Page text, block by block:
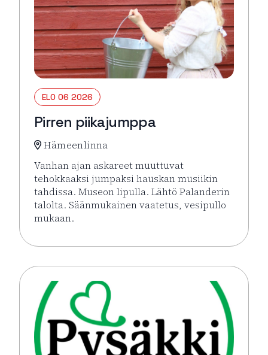
ELO 06 2026
Pirren piikajumppa
Hämeenlinna
Vanhan ajan askareet muuttuvat
tehokkaaksi jumpaksi hauskan musiikin
tahdissa. Museon lipulla. Lähtö Palanderin
talolta. Säänmukainen vaatetus, vesipullo
mukaan.